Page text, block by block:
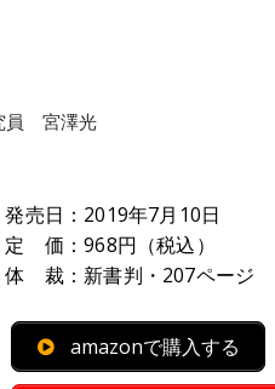
員 宮澤光
発売日：2019年7月10日
定 価：968円（税込）
体 裁：新書判・207ページ
amazonで購入する